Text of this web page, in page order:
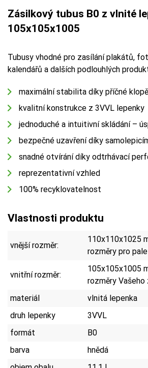
Zásilkový tubus B0 z vlnité
105x105x1005
Tubusy vhodné pro zasílání plakátů,
kalendářů a dalších podlouhlých
maximální stabilita díky příčné klopě
kvalitní konstrukce z 3VVL lepenky
jednoduché a intuitivní skládání –
bezpečné uzavření díky
snadné otvírání díky odtrhávací
reprezentativní vzhled
100% recyklovatelnost
Vlastnosti produktu
vnější rozměr:
110x110x1025
rozměry pro
vnitřní rozměr:
105x105x1005
rozměry Vašeho
materiál
vlnitá lepenka
druh lepenky
3VVL
formát
B0
barva
hnědá